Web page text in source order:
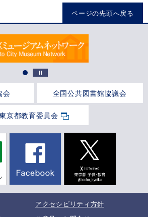
ページの先頭へ戻る
会 全国公共図書館協議会
京都教育委員会
アクセシビリティ方針